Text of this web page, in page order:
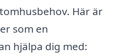
Här är
som en
hjälpa dig med: